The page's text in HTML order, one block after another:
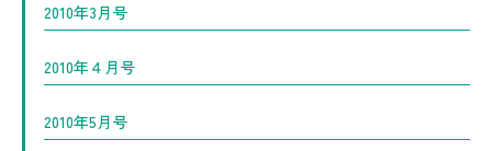
2010年3月号
2010年４月号
2010年5月号